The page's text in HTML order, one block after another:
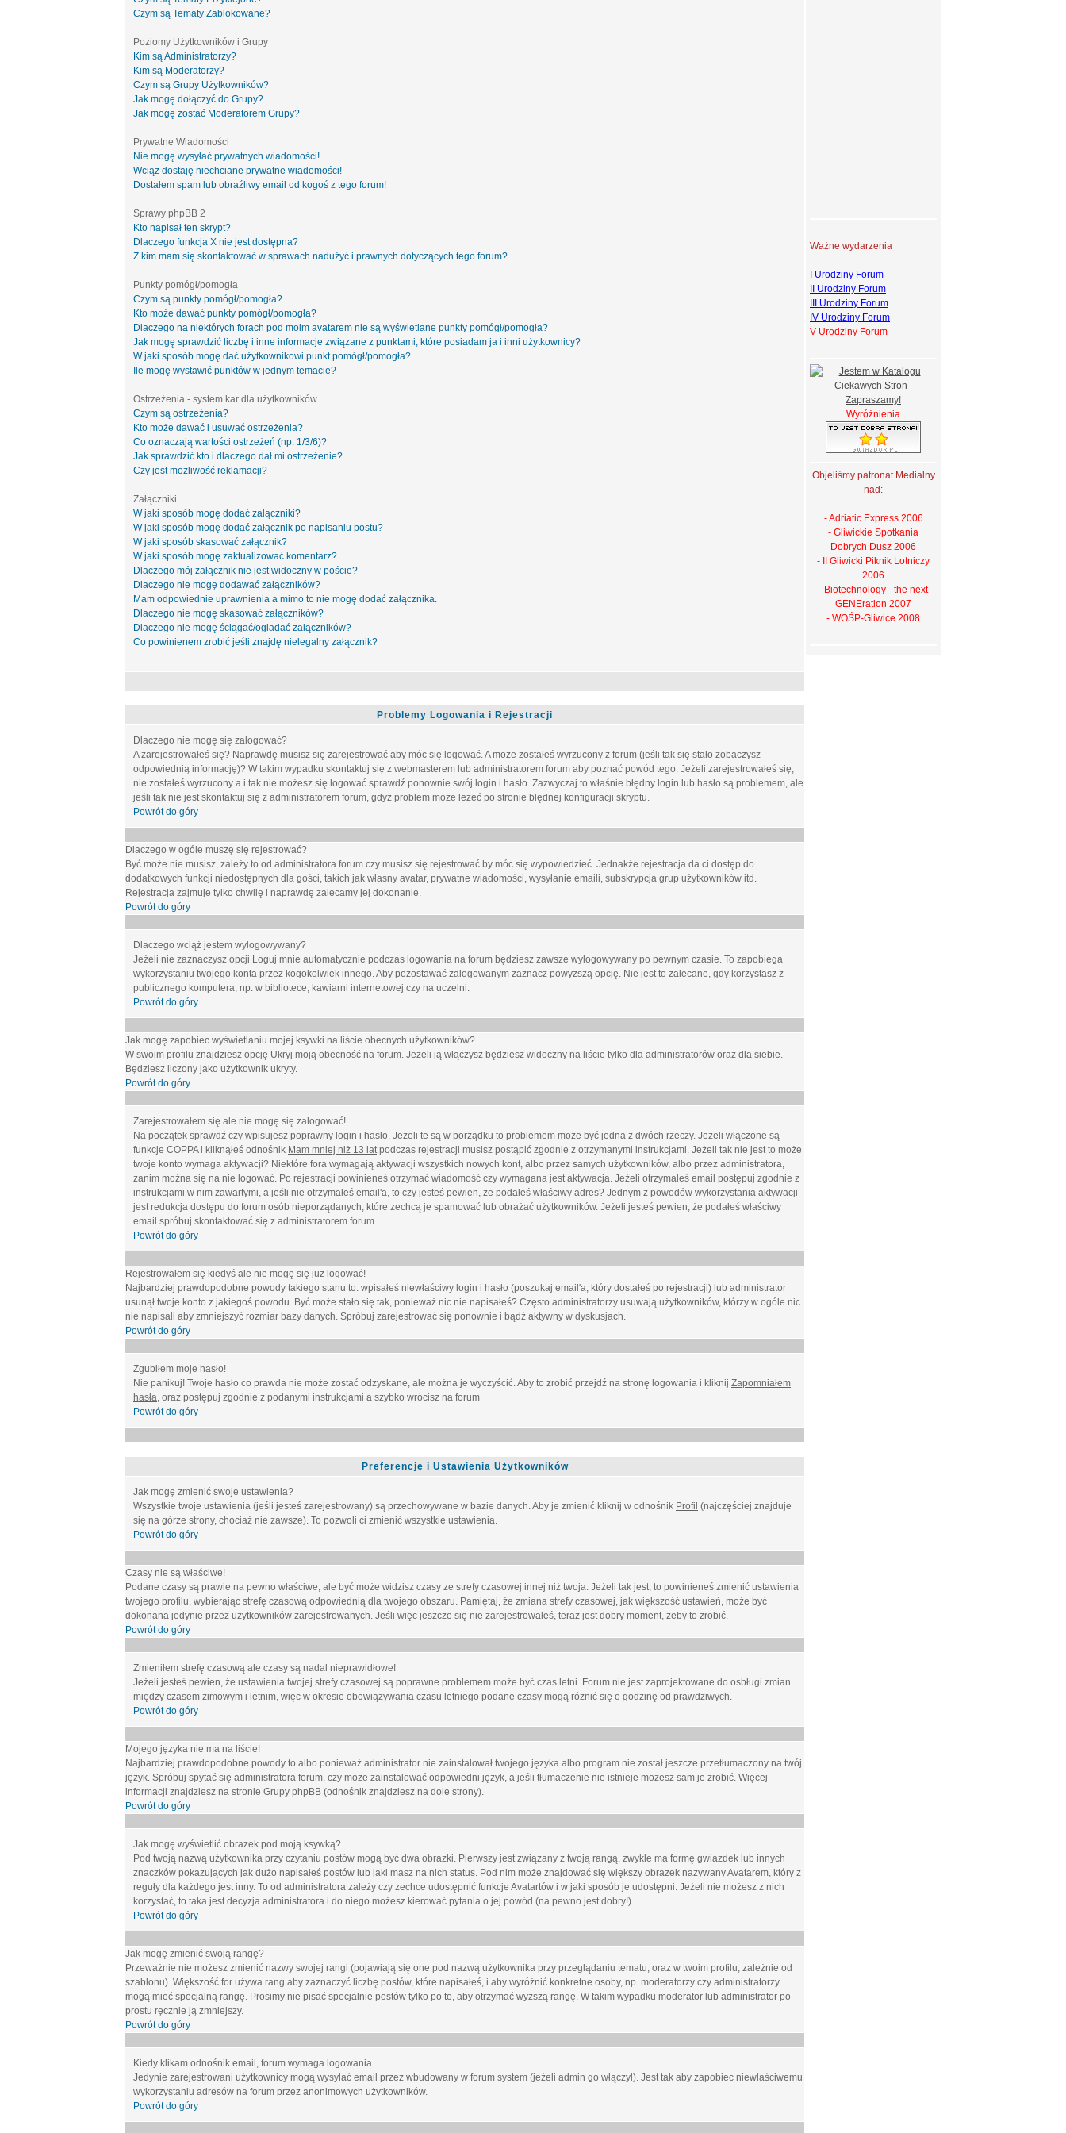
Czym są Tematy Zablokowane?
Poziomy Użytkowników i Grupy
Kim są Administratorzy?
Kim są Moderatorzy?
Czym są Grupy Użytkowników?
Jak mogę dołączyć do Grupy?
Jak mogę zostać Moderatorem Grupy?
Prywatne Wiadomości
Nie mogę wysyłać prywatnych wiadomości!
Wciąż dostaję niechciane prywatne wiadomości!
Dostałem spam lub obraźliwy email od kogoś z tego forum!
Sprawy phpBB 2
Kto napisał ten skrypt?
Dlaczego funkcja X nie jest dostępna?
Z kim mam się skontaktować w sprawach nadużyć i prawnych dotyczących tego forum?
Punkty pomógł/pomogła
Czym są punkty pomógł/pomogła?
Kto może dawać punkty pomógł/pomogła?
Dlaczego na niektórych forach pod moim avatarem nie są wyświetlane punkty pomógł/pomogła?
Jak mogę sprawdzić liczbę i inne informacje związane z punktami, które posiadam ja i inni użytkownicy?
W jaki sposób mogę dać użytkownikowi punkt pomógł/pomogła?
Ile mogę wystawić punktów w jednym temacie?
Ostrzeżenia - system kar dla użytkowników
Czym są ostrzeżenia?
Kto może dawać i usuwać ostrzeżenia?
Co oznaczają wartości ostrzeżeń (np. 1/3/6)?
Jak sprawdzić kto i dlaczego dał mi ostrzeżenie?
Czy jest możliwość reklamacji?
Załączniki
W jaki sposób mogę dodać załączniki?
W jaki sposób mogę dodać załącznik po napisaniu postu?
W jaki sposób skasować załącznik?
W jaki sposób mogę zaktualizować komentarz?
Dlaczego mój załącznik nie jest widoczny w poście?
Dlaczego nie mogę dodawać załączników?
Mam odpowiednie uprawnienia a mimo to nie mogę dodać załącznika.
Dlaczego nie mogę skasować załączników?
Dlaczego nie mogę ściągać/ogladać załączników?
Co powinienem zrobić jeśli znajdę nielegalny załącznik?
Problemy Logowania i Rejestracji
Dlaczego nie mogę się zalogować?
A zarejestrowałeś się? Naprawdę musisz się zarejestrować aby móc się logować. A może zostałeś wyrzucony z forum (jeśli tak się stało zobaczysz
odpowiednią informację)? W takim wypadku skontaktuj się z webmasterem lub administratorem forum aby poznać powód tego. Jeżeli zarejestrowałeś się,
nie zostałeś wyrzucony a i tak nie możesz się logować sprawdź ponownie swój login i hasło. Zazwyczaj to właśnie błędny login lub hasło są problemem, ale
jeśli tak nie jest skontaktuj się z administratorem forum, gdyż problem może leżeć po stronie błędnej konfiguracji skryptu.
Powrót do góry
Dlaczego w ogóle muszę się rejestrować?
Być może nie musisz, zależy to od administratora forum czy musisz się rejestrować by móc się wypowiedzieć. Jednakże rejestracja da ci dostęp do
dodatkowych funkcji niedostępnych dla gości, takich jak własny avatar, prywatne wiadomości, wysyłanie emaili, subskrypcja grup użytkowników itd.
Rejestracja zajmuje tylko chwilę i naprawdę zalecamy jej dokonanie.
Powrót do góry
Dlaczego wciąż jestem wylogowywany?
Jeżeli nie zaznaczysz opcji Loguj mnie automatycznie podczas logowania na forum będziesz zawsze wylogowywany po pewnym czasie. To zapobiega
wykorzystaniu twojego konta przez kogokolwiek innego. Aby pozostawać zalogowanym zaznacz powyższą opcję. Nie jest to zalecane, gdy korzystasz z
publicznego komputera, np. w bibliotece, kawiarni internetowej czy na uczelni.
Powrót do góry
Jak mogę zapobiec wyświetlaniu mojej ksywki na liście obecnych użytkowników?
W swoim profilu znajdziesz opcję Ukryj moją obecność na forum. Jeżeli ją włączysz będziesz widoczny na liście tylko dla administratorów oraz dla siebie.
Będziesz liczony jako użytkownik ukryty.
Powrót do góry
Zarejestrowałem się ale nie mogę się zalogować!
Na początek sprawdź czy wpisujesz poprawny login i hasło. Jeżeli te są w porządku to problemem może być jedna z dwóch rzeczy. Jeżeli włączone są
funkcje COPPA i kliknąłeś odnośnik Mam mniej niż 13 latpodczas rejestracji musisz postąpić zgodnie z otrzymanymi instrukcjami. Jeżeli tak nie jest to może
twoje konto wymaga aktywacji? Niektóre fora wymagają aktywacji wszystkich nowych kont, albo przez samych użytkowników, albo przez administratora,
zanim można się na nie logować. Po rejestracji powinieneś otrzymać wiadomość czy wymagana jest aktywacja. Jeżeli otrzymałeś email postępuj zgodnie z
instrukcjami w nim zawartymi, a jeśli nie otrzymałeś email'a, to czy jesteś pewien, że podałeś właściwy adres? Jednym z powodów wykorzystania aktywacji
jest redukcja dostępu do forum osób nieporządanych, które zechcą je spamować lub obrażać użytkowników. Jeżeli jesteś pewien, że podałeś właściwy
email spróbuj skontaktować się z administratorem forum.
Powrót do góry
Rejestrowałem się kiedyś ale nie mogę się już logować!
Najbardziej prawdopodobne powody takiego stanu to: wpisałeś niewłaściwy login i hasło (poszukaj email'a, który dostałeś po rejestracji) lub administrator
usunął twoje konto z jakiegoś powodu. Być może stało się tak, ponieważ nic nie napisałeś? Często administratorzy usuwają użytkowników, którzy w ogóle nic
nie napisali aby zmniejszyć rozmiar bazy danych. Spróbuj zarejestrować się ponownie i bądź aktywny w dyskusjach.
Powrót do góry
Zgubiłem moje hasło!
Nie panikuj! Twoje hasło co prawda nie może zostać odzyskane, ale można je wyczyścić. Aby to zrobić przejdź na stronę logowania i kliknij Zapomniałem
hasła, oraz postępuj zgodnie z podanymi instrukcjami a szybko wrócisz na forum
Powrót do góry
Preferencje i Ustawienia Użytkowników
Jak mogę zmienić swoje ustawienia?
Wszystkie twoje ustawienia (jeśli jesteś zarejestrowany) są przechowywane w bazie danych. Aby je zmienić kliknij w odnośnik Profil (najczęściej znajduje
się na górze strony, chociaż nie zawsze). To pozwoli ci zmienić wszystkie ustawienia.
Powrót do góry
Czasy nie są właściwe!
Podane czasy są prawie na pewno właściwe, ale być może widzisz czasy ze strefy czasowej innej niż twoja. Jeżeli tak jest, to powinieneś zmienić ustawienia
twojego profilu, wybierając strefę czasową odpowiednią dla twojego obszaru. Pamiętaj, że zmiana strefy czasowej, jak większość ustawień, może być
dokonana jedynie przez użytkowników zarejestrowanych. Jeśli więc jeszcze się nie zarejestrowałeś, teraz jest dobry moment, żeby to zrobić.
Powrót do góry
Zmieniłem strefę czasową ale czasy są nadal nieprawidłowe!
Jeżeli jesteś pewien, że ustawienia twojej strefy czasowej są poprawne problemem może być czas letni. Forum nie jest zaprojektowane do osbługi zmian
między czasem zimowym i letnim, więc w okresie obowiązywania czasu letniego podane czasy mogą różnić się o godzinę od prawdziwych.
Powrót do góry
Mojego języka nie ma na liście!
Najbardziej prawdopodobne powody to albo ponieważ administrator nie zainstalował twojego języka albo program nie został jeszcze przetłumaczony na twój
język. Spróbuj spytać się administratora forum, czy może zainstalować odpowiedni język, a jeśli tłumaczenie nie istnieje możesz sam je zrobić. Więcej
informacji znajdziesz na stronie Grupy phpBB (odnośnik znajdziesz na dole strony).
Powrót do góry
Jak mogę wyświetlić obrazek pod moją ksywką?
Pod twoją nazwą użytkownika przy czytaniu postów mogą być dwa obrazki. Pierwszy jest związany z twoją rangą, zwykle ma formę gwiazdek lub innych
znaczków pokazujących jak dużo napisałeś postów lub jaki masz na nich status. Pod nim może znajdować się większy obrazek nazywany Avatarem, który z
reguły dla każdego jest inny. To od administratora zależy czy zechce udostępnić funkcje Avatartów i w jaki sposób je udostępni. Jeżeli nie możesz z nich
korzystać, to taka jest decyzja administratora i do niego możesz kierować pytania o jej powód (na pewno jest dobry!)
Powrót do góry
Jak mogę zmienić swoją rangę?
Przeważnie nie możesz zmienić nazwy swojej rangi (pojawiają się one pod nazwą użytkownika przy przeglądaniu tematu, oraz w twoim profilu, zależnie od
szablonu). Większość for używa rang aby zaznaczyć liczbę postów, które napisałeś, i aby wyróżnić konkretne osoby, np. moderatorzy czy administratorzy
mogą mieć specjalną rangę. Prosimy nie pisać specjalnie postów tylko po to, aby otrzymać wyższą rangę. W takim wypadku moderator lub administrator po
prostu ręcznie ją zmniejszy.
Powrót do góry
Kiedy klikam odnośnik email, forum wymaga logowania
Jedynie zarejestrowani użytkownicy mogą wysyłać email przez wbudowany w forum system (jeżeli admin go włączył). Jest tak aby zapobiec niewłaściwemu
wykorzystaniu adresów na forum przez anonimowych użytkowników.
Powrót do góry
Ważne wydarzenia
I Urodziny Forum
II Urodziny Forum
III Urodziny Forum
IV Urodziny Forum
V Urodziny Forum
Wyróżnienia
Objeliśmy patronat Medialny
nad:
- Adriatic Express 2006
- Gliwickie Spotkania
Dobrych Dusz 2006
- II Gliwicki Piknik Lotniczy
2006
- Biotechnology - the next
GENEration 2007
- WOŚP-Gliwice 2008